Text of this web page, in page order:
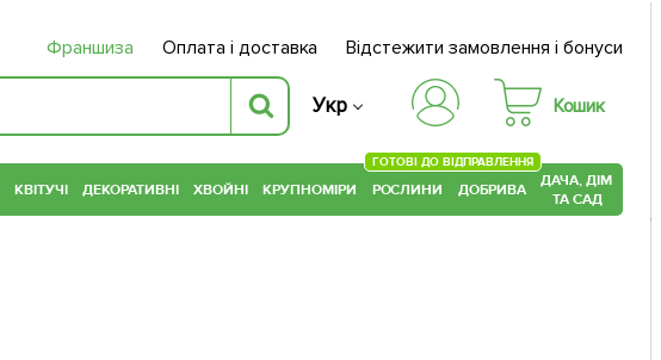
Франшиза Оплата і доставка Відстежити замовлення і бонуси
Укр Кошик
КВІТУЧІ ДЕКОРАТИВНІ ХВОЙНІ КРУПНОМІРИ РОСЛИНИ
ГОТОВІ ДО ВІДПРАВЛЕННЯ
ДОБРИВА
ДАЧА, ДІМ
ТА САД